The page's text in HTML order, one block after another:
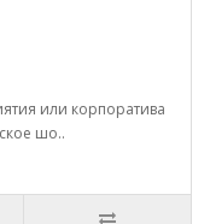
или корпоратива
шо..